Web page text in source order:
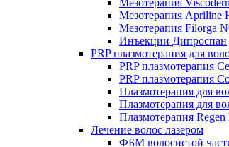
Мезотерапия
Мезотерапия Apriline
Мезотерапия Filorga
Инъекции Дипроспан
PRP плазмотерапия для
PRP плазмотерапия
PRP плазмотерапия
Плазмотерапия для
Плазмотерапия для
Плазмотерапия
Лечение волос лазером
ФБМ волосистой